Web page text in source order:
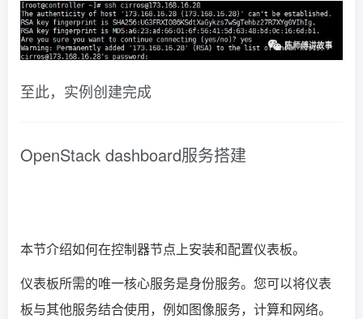
至此，实例创建完成
OpenStack dashboard服务搭建
本节介绍如何在控制器节点上安装和配置仪表板。
仪表板所需的唯一核心服务是身份服务。您可以将仪表
板与其他服务结合使用，例如图像服务，计算和网络。